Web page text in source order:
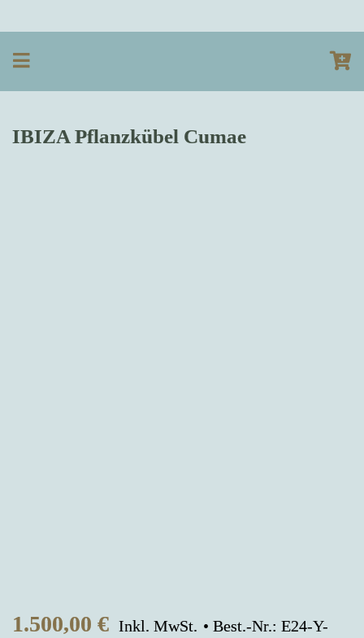
IBIZA Pflanzkübel Cumae
1.500,00 € Inkl. MwSt.
Best.-Nr.: E24-Y-